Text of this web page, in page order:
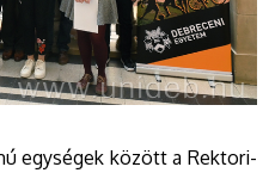
egységek között a Rektori-